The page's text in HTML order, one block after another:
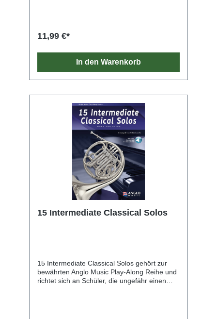
11,99 €*
In den Warenkorb
15 Intermediate Classical Solos
15 Intermediate Classical Solos gehört zur
bewährten Anglo Music Play-Along Reihe und
richtet sich an Schüler, die ungefähr einen